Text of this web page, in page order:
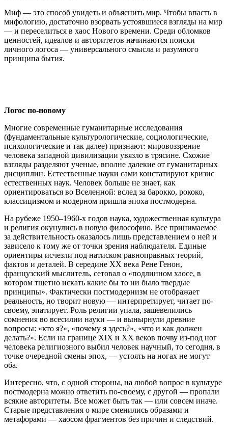
Миф — это способ увидеть и объяснить мир. Чтобы впасть в
мифологию, достаточно взорвать устоявшиеся взгляды на мир
— и переселиться в хаос Нового времени. Среди обломков
ценностей, идеалов и авторитетов начинаются поиски
личного логоса — универсального смысла и разумного
принципа бытия.
Логос по-новому
Многие современные гуманитарные исследования
(фундаментальные культурологические, социологические,
психологические и так далее) признают: мировоззрение
человека западной цивилизации увязло в трясине. Схожие
взгляды разделяют ученые, вполне далекие от гуманитарных
дисциплин. Естественные науки сами констатируют кризис
естественных наук. Человек больше не знает, как
ориентироваться во Вселенной: вслед за барокко, рококо,
классицизмом и модерном пришла эпоха постмодерна.
На рубеже 1950–1960-х годов наука, художественная культура
и религия окунулись в новую философию. Все принимаемое
за действительность оказалось лишь представлением о ней и
зависело к тому же от точки зрения наблюдателя. Единые
ориентиры исчезли под натиском равноправных теорий,
фактов и деталей. В середине XX века Рене Генон,
французский мыслитель, сетовал о «подлинном хаосе, в
котором тщетно искать какие бы то ни было твердые
принципы». Фактически постмодернизм не отображает
реальность, но творит новую — интерпретирует, читает по-
своему, эпатирует. Роль религии упала, зашевелились
сомнения во всесилии науки — и вынырнули древние
вопросы: «кто я?», «почему я здесь?», «что и как должен
делать?». Если на границе XIX и XX веков почву из-под ног
человека религиозного выбил человек научный, то сегодня, в
точке очередной смены эпох, — устоять на ногах не могут
оба.
Интересно, что, с одной стороны, на любой вопрос в культуре
постмодерна можно ответить по-своему, с другой — пропали
всякие авторитеты. Все может быть так — или совсем иначе.
Старые представления о мире сменились образами и
метафорами — хаосом фрагментов без причин и следствий.